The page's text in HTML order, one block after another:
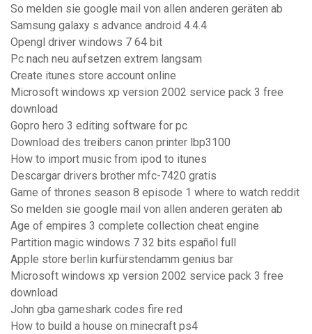
So melden sie google mail von allen anderen geräten ab
Samsung galaxy s advance android 4.4.4
Opengl driver windows 7 64 bit
Pc nach neu aufsetzen extrem langsam
Create itunes store account online
Microsoft windows xp version 2002 service pack 3 free
download
Gopro hero 3 editing software for pc
Download des treibers canon printer lbp3100
How to import music from ipod to itunes
Descargar drivers brother mfc-7420 gratis
Game of thrones season 8 episode 1 where to watch reddit
So melden sie google mail von allen anderen geräten ab
Age of empires 3 complete collection cheat engine
Partition magic windows 7 32 bits español full
Apple store berlin kurfürstendamm genius bar
Microsoft windows xp version 2002 service pack 3 free
download
John gba gameshark codes fire red
How to build a house on minecraft ps4